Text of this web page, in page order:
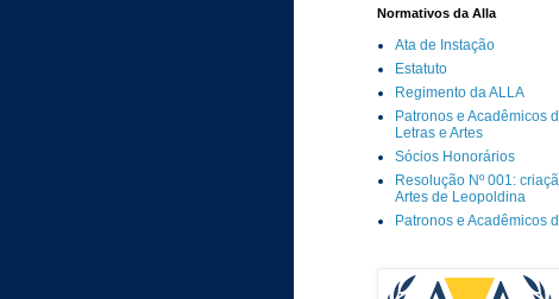
Normativos da Alla
Ata de Instação
Estatuto
Regimento da ALLA
Patronos e Acadêmicos
Letras e Artes
Sócios Honorários
Resolução Nº 001:
Artes de Leopoldina
Patronos e Acadêmicos